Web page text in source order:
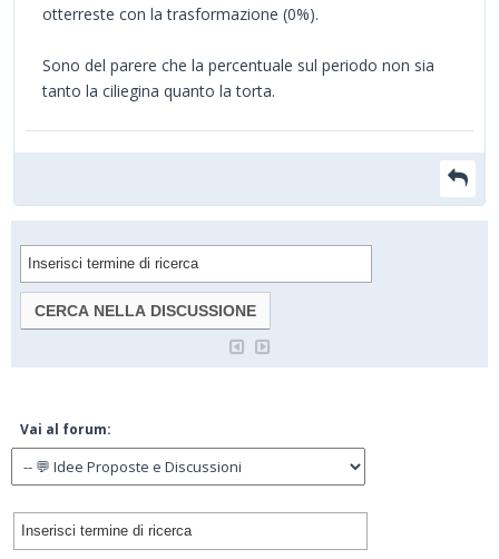
otterreste con la trasformazione (0%).
Sono del parere che la percentuale sul periodo non sia
tanto la ciliegina quanto la torta.
Vai al forum: